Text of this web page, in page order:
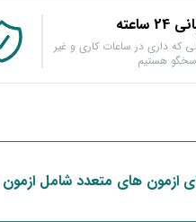
ساعته
که داری در ساعات کاری و غیر
هستیم
ازمون های متعدد شامل